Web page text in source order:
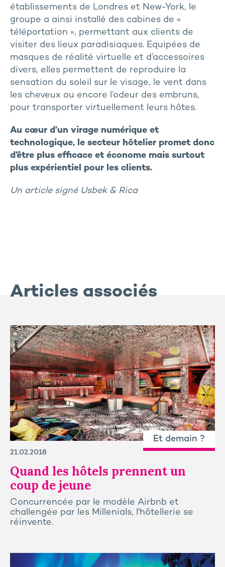
établissements de Londres et New-York, le
groupe a ainsi installé des cabines de «
téléportation », permettant aux clients de
visiter des lieux paradisiaques. Equipées de
masques de réalité virtuelle et d’accessoires
divers, elles permettent de reproduire la
sensation du soleil sur le visage, le vent dans
les cheveux ou encore l’odeur des embruns,
pour transporter virtuellement leurs hôtes.
Au cœur d’un virage numérique et
technologique, le secteur hôtelier promet donc
d’être plus efficace et économe mais surtout
plus expérientiel pour les clients.
Un article signé Usbek & Rica
Articles associés
Et demain ?
21.02.2018
Quand les hôtels prennent un
coup de jeune
Concurrencée par le modèle Airbnb et
challengée par les Millenials, l'hôtellerie se
réinvente.